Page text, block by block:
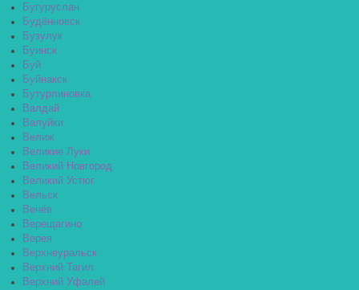
Бугуруслан
Будённовск
Бузулук
Буинск
Буй
Буйнакск
Бутурлиновка
Валдай
Валуйки
Велиж
Великие Луки
Великий Новгород
Великий Устюг
Вельск
Венёв
Верещагино
Верея
Верхнеуральск
Верхний Тагил
Верхний Уфалей